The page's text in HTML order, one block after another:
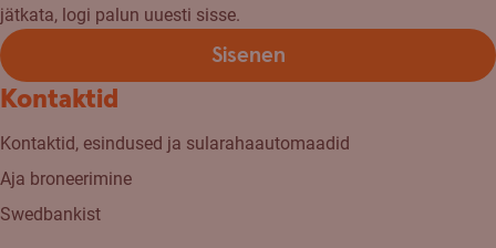
jätkata, logi palun uuesti sisse.
Sisenen
Kontaktid
Kontaktid, esindused ja sularahaautomaadid
Aja broneerimine
Swedbankist